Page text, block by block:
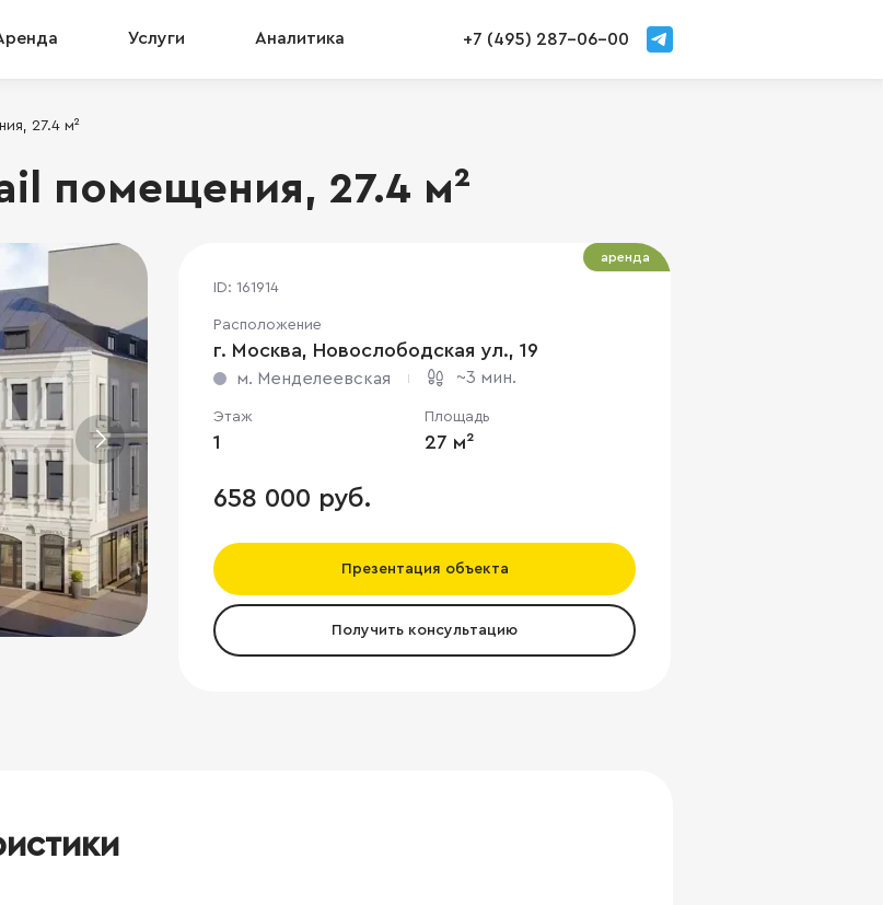
Услуги Аналитика +7 (495) 287-06-00
27.4 м²
помещения, 27.4 м²
ID: 161914
Расположение
г. Москва, Новослободская ул., 19
м. Менделеевская ~3 мин.
Этаж
1
Площадь
27 м²
658 000 руб.
Презентация объекта
Получить консультацию
аренда